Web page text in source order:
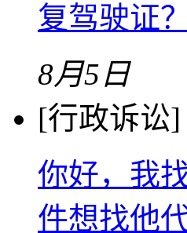
复驾驶证
8月5日
[行政诉讼]
你好，我
件想找他